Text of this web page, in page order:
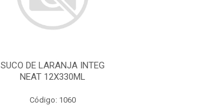
SUCO DE LARANJA INTEG
NEAT 12X330ML
Código: 1060